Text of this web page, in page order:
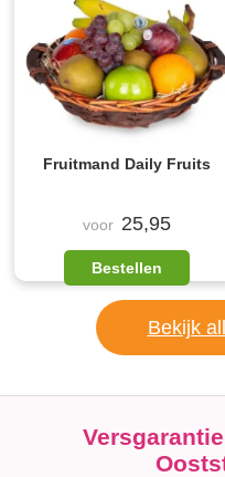
Fruitmand Daily Fruits
voor 25,95
Bestellen
Bekijk